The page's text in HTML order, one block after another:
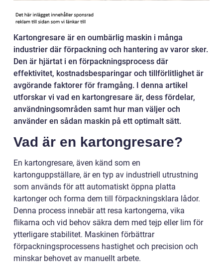
Kartongresare är en oumbärlig maskin i många
industrier där förpackning och hantering av varor sker.
Den är hjärtat i en förpackningsprocess där
effektivitet, kostnadsbesparingar och tillförlitlighet är
avgörande faktorer för framgång. I denna artikel
utforskar vi vad en kartongresare är, dess fördelar,
användningsområden samt hur man väljer och
använder en sådan maskin på ett optimalt sätt.
Vad är en kartongresare?
En kartongresare, även känd som en
kartonguppställare, är en typ av industriell utrustning
som används för att automatiskt öppna platta
kartonger och forma dem till förpackningsklara lådor.
Denna process innebär att resa kartongerna, vika
flikarna och vid behov säkra dem med tejp eller lim för
ytterligare stabilitet. Maskinen förbättrar
förpackningsprocessens hastighet och precision och
minskar behovet av manuellt arbete.